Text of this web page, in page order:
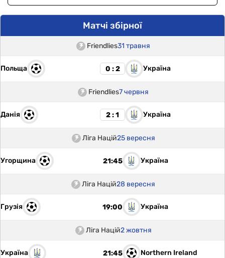
Матчі збірної
Friendlies31 травня
Польща 0 : 2 Україна
Friendlies7 червня
Данія 2 : 1 Україна
Ліга Націй25 вересня
Угорщина 21:45 Україна
Ліга Націй28 вересня
Грузія 19:00 Україна
Ліга Націй2 жовтня
Україна 21:45 Northern Ireland